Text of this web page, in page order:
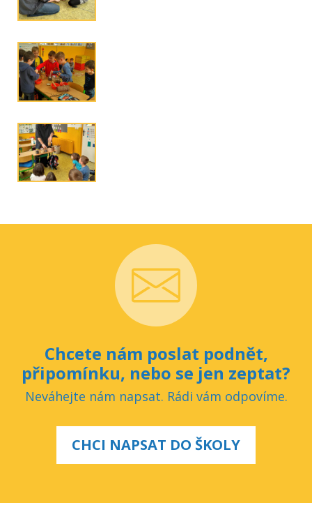
Chcete nám poslat podnět,
připomínku, nebo se jen zeptat?
Neváhejte nám napsat. Rádi vám odpovíme.
CHCI NAPSAT DO ŠKOLY